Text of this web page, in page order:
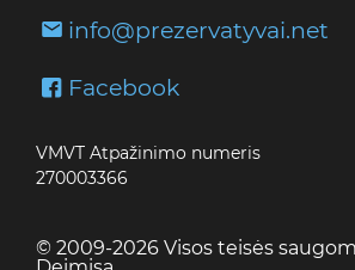
info@prezervatyvai.net
Facebook
VMVT Atpažinimo numeris
270003366
© 2009-2026 Visos teisės